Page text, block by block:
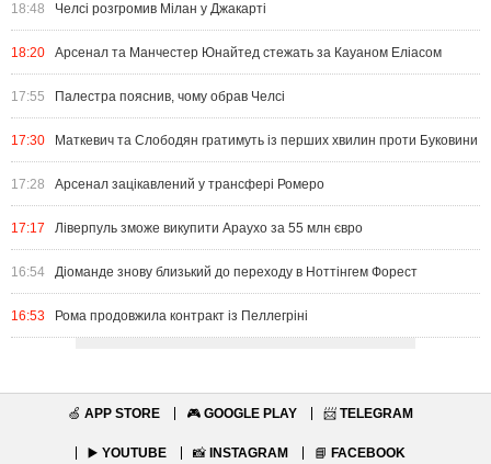
18:48 Челсі розгромив Мілан у Джакарті
18:20 Арсенал та Манчестер Юнайтед стежать за Кауаном Еліасом
17:55 Палестра пояснив, чому обрав Челсі
17:30 Маткевич та Слободян гратимуть із перших хвилин проти Буковини
17:28 Арсенал зацікавлений у трансфері Ромеро
17:17 Ліверпуль зможе викупити Араухо за 55 млн євро
16:54 Діоманде знову близький до переходу в Ноттінгем Форест
16:53 Рома продовжила контракт із Пеллегріні
🍏 APP STORE 🎮 GOOGLE PLAY 📨 TELEGRAM
▶️ YOUTUBE 📸 INSTAGRAM 📘 FACEBOOK